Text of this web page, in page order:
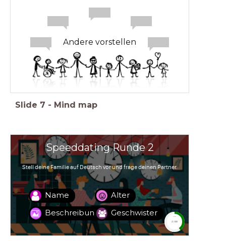
Andere vorstellen
Slide 7 - Mind map
Speeddating Runde 2
Stell deine Familie auf Deutsch vor und frage deinen Partner.
Name
Beschreibung
Alter
Geschwister
2:00